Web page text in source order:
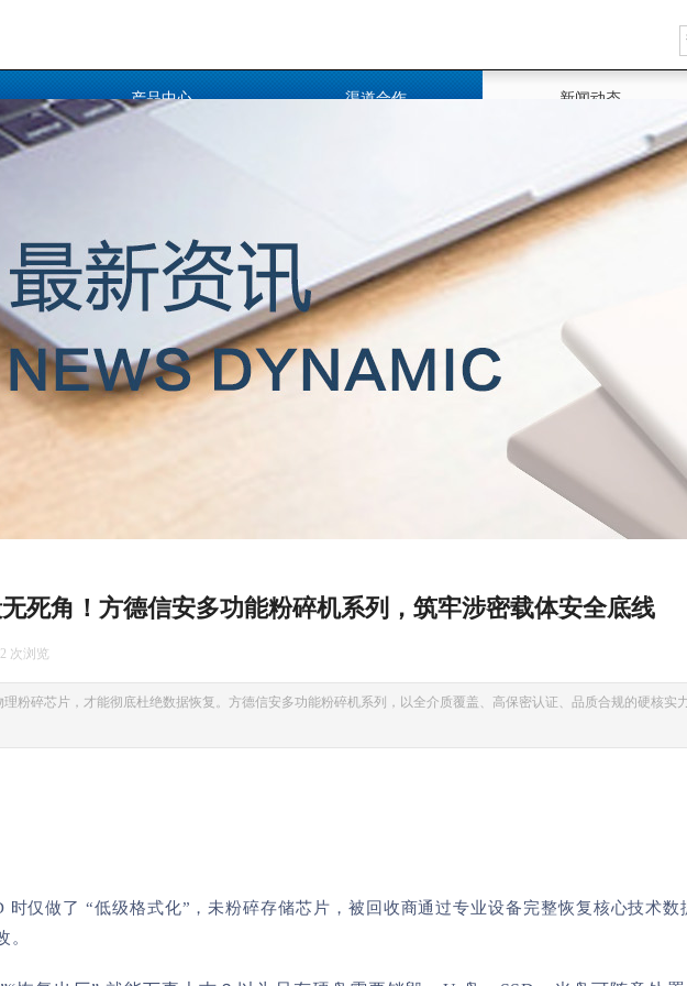
产品中心 渠道合作 新闻动态
死角！方德信安多功能粉碎机系列，筑牢涉密载体安全底线
次浏览
粉碎芯片，才能彻底杜绝数据恢复。方德信安多功能粉碎机系列，以全介质覆盖、高保密认证、品质合规的硬核实
时仅做了 “低级格式化”，未粉碎存储芯片，被回收商通过专业设备完整恢复核心技术数
。